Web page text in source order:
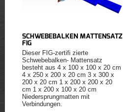
SCHWEBEBALKEN MATTENSATZ
FIG
Dieser FIG-zertifi zierte
Schwebebalken- Mattensatz
besteht aus 4 x 100 x 100 x 20 cm
4 x 250 x 200 x 20 cm 3 x 300 x
200 x 20 cm 1 x 200 x 200 x 20
cm 1 x 200 x 100 x 20 cm
Niedersprungmatten mit
Verbindungen.